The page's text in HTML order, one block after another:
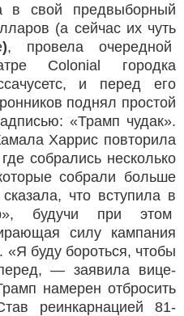
в свой предвыборный
(а сейчас их чуть
), провела очередной
Colonial городка
и перед его
поднял простой
«Трамп чудак».
Харрис повторила
собрались несколько
собрали больше
что вступила в
будучи при этом
силу кампания
буду бороться, чтобы
— заявила вице-
намерен отбросить
реинкарнацией 81-